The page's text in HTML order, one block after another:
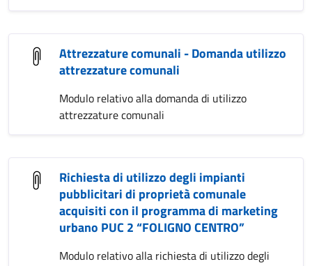
Attrezzature comunali - Domanda utilizzo
attrezzature comunali
Modulo relativo alla domanda di utilizzo
attrezzature comunali
Richiesta di utilizzo degli impianti
pubblicitari di proprietà comunale
acquisiti con il programma di marketing
urbano PUC 2 “FOLIGNO CENTRO”
Modulo relativo alla richiesta di utilizzo degli